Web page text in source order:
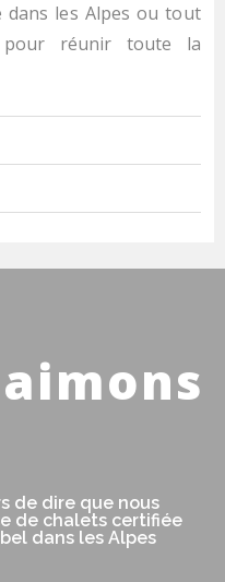
dans les Alpes ou tout
pour réunir toute la
de dire que nous
de chalets certifiée
dans les Alpes